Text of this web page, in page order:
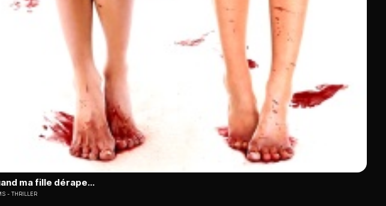
ma fille dérape...
THRILLER